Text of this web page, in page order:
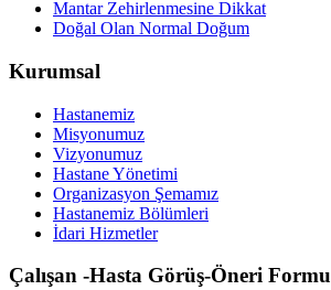
Mantar Zehirlenmesine Dikkat
Doğal Olan Normal Doğum
Kurumsal
Hastanemiz
Misyonumuz
Vizyonumuz
Hastane Yönetimi
Organizasyon Şemamız
Hastanemiz Bölümleri
İdari Hizmetler
Çalışan -Hasta Görüş-Öneri Formu